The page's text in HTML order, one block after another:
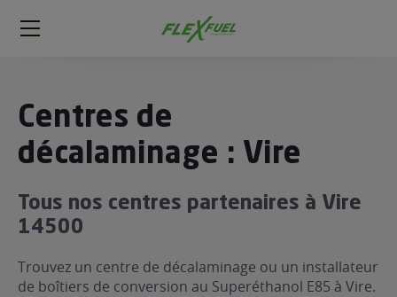
FlexFuel
Méga
garagiste
Centres de
décalaminage : Vire
Tous nos centres partenaires à Vire
14500
Trouvez un centre de décalaminage ou un installateur
de boîtiers de conversion au Superéthanol E85 à Vire.